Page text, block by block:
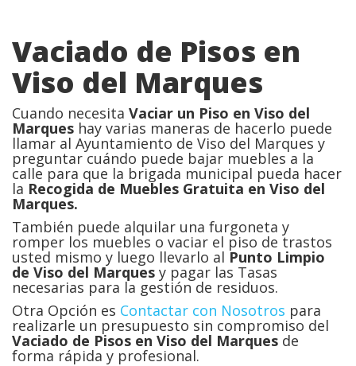
Vaciado de Pisos en
Viso del Marques
Cuando necesita Vaciar un Piso en Viso del
Marques hay varias maneras de hacerlo puede
llamar al Ayuntamiento de Viso del Marques y
preguntar cuándo puede bajar muebles a la
calle para que la brigada municipal pueda hacer
la Recogida de Muebles Gratuita en Viso del
Marques.
También puede alquilar una furgoneta y
romper los muebles o vaciar el piso de trastos
usted mismo y luego llevarlo al Punto Limpio
de Viso del Marques y pagar las Tasas
necesarias para la gestión de residuos.
Otra Opción es Contactar con Nosotros para
realizarle un presupuesto sin compromiso del
Vaciado de Pisos en Viso del Marques de
forma rápida y profesional.